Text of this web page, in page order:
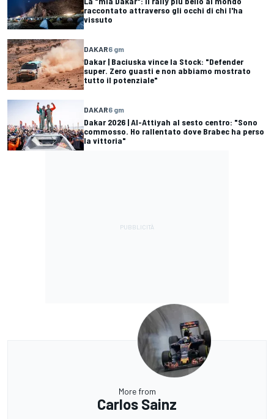
raccontato attraverso gli occhi di chi l'ha
vissuto
DAKAR6 gm
Dakar | Baciuska vince la Stock: "Defender
super. Zero guasti e non abbiamo mostrato
tutto il potenziale"
DAKAR6 gm
Dakar 2026 | Al-Attiyah al sesto centro: "Sono
commosso. Ho rallentato dove Brabec ha perso
la vittoria"
More from
Carlos Sainz